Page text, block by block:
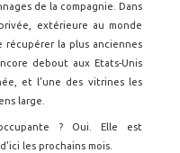
de la compagnie. Dans
extérieure au monde
récupérer la plus anciennes
debout aux Etats-Unis
et l'une des vitrines les
large.
? Oui. Elle est
les prochains mois.